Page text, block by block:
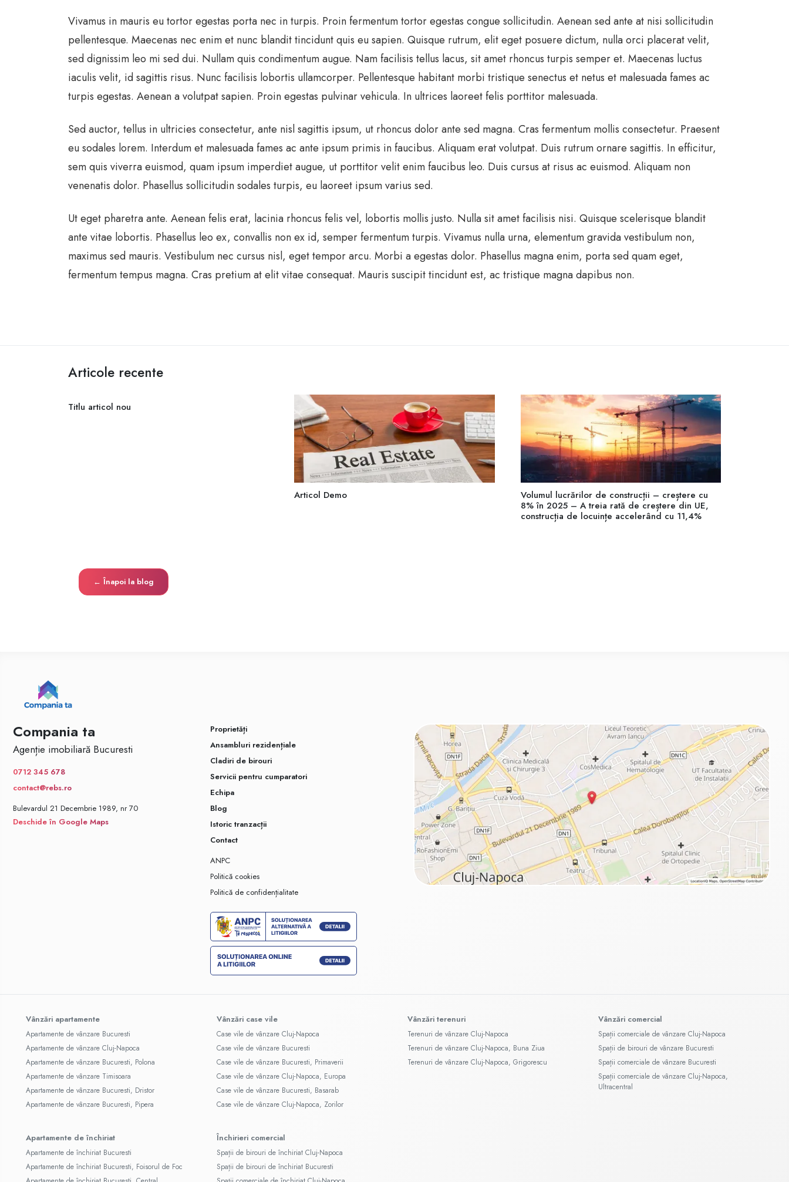
Vivamus in mauris eu tortor egestas porta nec in turpis. Proin fermentum tortor egestas congue sollicitudin. Aenean sed ante at nisi sollicitudin
pellentesque. Maecenas nec enim et nunc blandit tincidunt quis eu sapien. Quisque rutrum, elit eget posuere dictum, nulla orci placerat velit,
sed dignissim leo mi sed dui. Nullam quis condimentum augue. Nam facilisis tellus lacus, sit amet rhoncus turpis semper et. Maecenas luctus
iaculis velit, id sagittis risus. Nunc facilisis lobortis ullamcorper. Pellentesque habitant morbi tristique senectus et netus et malesuada fames ac
turpis egestas. Aenean a volutpat sapien. Proin egestas pulvinar vehicula. In ultrices laoreet felis porttitor malesuada.
Sed auctor, tellus in ultricies consectetur, ante nisl sagittis ipsum, ut rhoncus dolor ante sed magna. Cras fermentum mollis consectetur. Praesent
eu sodales lorem. Interdum et malesuada fames ac ante ipsum primis in faucibus. Aliquam erat volutpat. Duis rutrum ornare sagittis. In efficitur,
sem quis viverra euismod, quam ipsum imperdiet augue, ut porttitor velit enim faucibus leo. Duis cursus at risus ac euismod. Aliquam non
venenatis dolor. Phasellus sollicitudin sodales turpis, eu laoreet ipsum varius sed.
Ut eget pharetra ante. Aenean felis erat, lacinia rhoncus felis vel, lobortis mollis justo. Nulla sit amet facilisis nisi. Quisque scelerisque blandit
ante vitae lobortis. Phasellus leo ex, convallis non ex id, semper fermentum turpis. Vivamus nulla urna, elementum gravida vestibulum non,
maximus sed mauris. Vestibulum nec cursus nisl, eget tempor arcu. Morbi a egestas dolor. Phasellus magna enim, porta sed quam eget,
fermentum tempus magna. Cras pretium at elit vitae consequat. Mauris suscipit tincidunt est, ac tristique magna dapibus non.
Articole recente
Titlu articol nou
Articol Demo
Volumul lucrărilor de construcții – creștere cu
8% în 2025 – A treia rată de creștere din UE,
construcția de locuințe accelerând cu 11,4%
← Înapoi la blog
Compania ta
Agenție imobiliară Bucuresti
0712 345 678
contact@rebs.ro
Bulevardul 21 Decembrie 1989, nr 70
Deschide în Google Maps
Proprietăți
Ansambluri rezidențiale
Cladiri de birouri
Servicii pentru cumparatori
Echipa
Blog
Istoric tranzacții
Contact
ANPC
Politică cookies
Politică de confidențialitate
Vânzări apartamente
Apartamente de vânzare Bucuresti
Apartamente de vânzare Cluj-Napoca
Apartamente de vânzare Bucuresti, Polona
Apartamente de vânzare Timisoara
Apartamente de vânzare Bucuresti, Dristor
Apartamente de vânzare Bucuresti, Pipera
Vânzări case vile
Case vile de vânzare Cluj-Napoca
Case vile de vânzare Bucuresti
Case vile de vânzare Bucuresti, Primaverii
Case vile de vânzare Cluj-Napoca, Europa
Case vile de vânzare Bucuresti, Basarab
Case vile de vânzare Cluj-Napoca, Zorilor
Vânzări terenuri
Terenuri de vânzare Cluj-Napoca
Terenuri de vânzare Cluj-Napoca, Buna Ziua
Terenuri de vânzare Cluj-Napoca, Grigorescu
Vânzări comercial
Spații comerciale de vânzare Cluj-Napoca
Spații de birouri de vânzare Bucuresti
Spații comerciale de vânzare Bucuresti
Spații comerciale de vânzare Cluj-Napoca,
Ultracentral
Apartamente de închiriat
Apartamente de închiriat Bucuresti
Apartamente de închiriat Bucuresti, Foisorul de Foc
Închirieri comercial
Spații de birouri de închiriat Cluj-Napoca
Spații de birouri de închiriat Bucuresti